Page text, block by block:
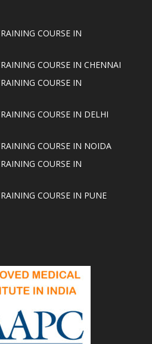
COURSE IN
COURSE IN CHENNAI
COURSE IN
COURSE IN DELHI
COURSE IN NOIDA
COURSE IN
COURSE IN PUNE